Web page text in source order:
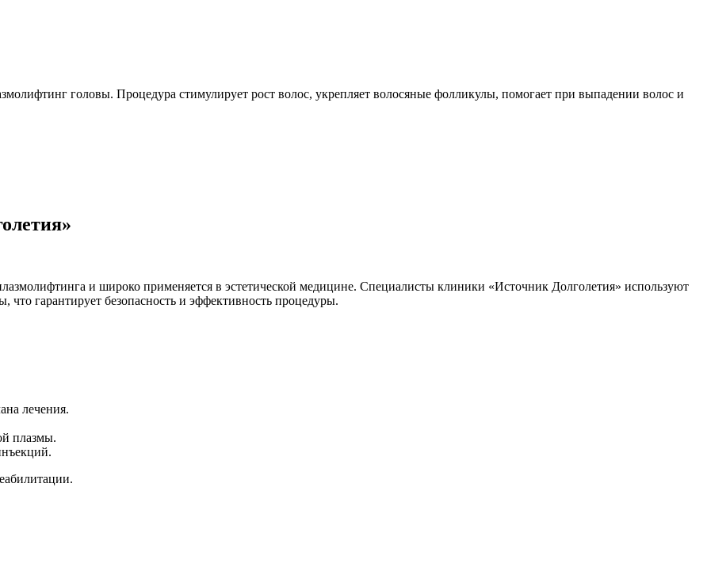
головы. Процедура стимулирует рост волос, укрепляет волосяные фолликулы, помогает при выпадении волос и
и широко применяется в эстетической медицине. Специалисты клиники «Источник Долголетия» используют
гарантирует безопасность и эффективность процедуры.
лечения.
плазмы.